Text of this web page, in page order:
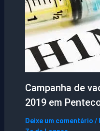
Campanha de
2019 em
Deixe um comentário /